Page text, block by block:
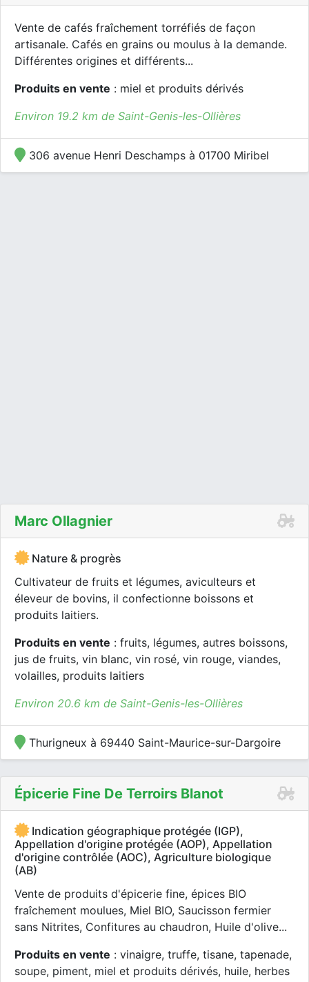
Vente de cafés fraîchement torréfiés de façon
artisanale. Cafés en grains ou moulus à la demande.
Différentes origines et différents...
Produits en vente : miel et produits dérivés
Environ 19.2 km de Saint-Genis-les-Ollières
306 avenue Henri Deschamps à 01700 Miribel
Marc Ollagnier
Nature & progrès
Cultivateur de fruits et légumes, aviculteurs et
éleveur de bovins, il confectionne boissons et
produits laitiers.
Produits en vente : fruits, légumes, autres boissons,
jus de fruits, vin blanc, vin rosé, vin rouge, viandes,
volailles, produits laitiers
Environ 20.6 km de Saint-Genis-les-Ollières
Thurigneux à 69440 Saint-Maurice-sur-Dargoire
Épicerie Fine De Terroirs Blanot
Indication géographique protégée (IGP),
Appellation d'origine protégée (AOP), Appellation
d'origine contrôlée (AOC), Agriculture biologique
(AB)
Vente de produits d'épicerie fine, épices BIO
fraîchement moulues, Miel BIO, Saucisson fermier
sans Nitrites, Confitures au chaudron, Huile d'olive...
Produits en vente : vinaigre, truffe, tisane, tapenade,
soupe, piment, miel et produits dérivés, huile, herbes